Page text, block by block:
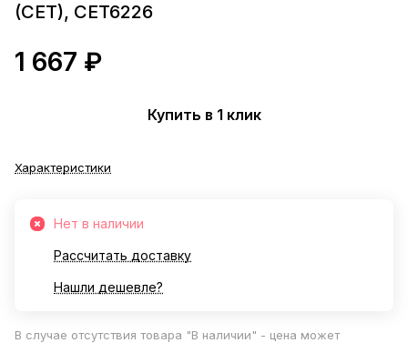
(CET), CET6226
1 667 ₽
Купить в 1 клик
Характеристики
Нет в наличии
Рассчитать доставку
Нашли дешевле?
В случае отсутствия товара "В наличии" - цена может